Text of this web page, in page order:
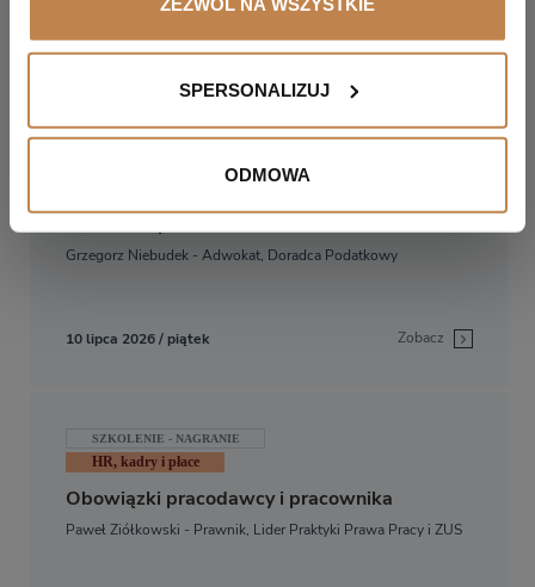
SPERSONALIZUJ
ODMOWA
Kajetan Kubicz - Adwokat
Grzegorz Niebudek - Adwokat, Doradca Podatkowy
10 lipca 2026 / piątek Zobacz
SZKOLENIE - NAGRANIE
HR, kadry i płace
Obowiązki pracodawcy i pracownika
Paweł Ziółkowski - Prawnik, Lider Praktyki Prawa Pracy i ZUS